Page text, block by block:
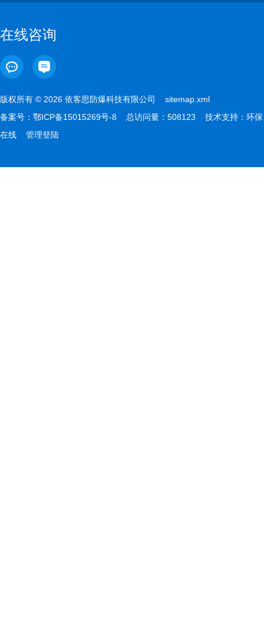
在线咨询
版权所有 © 2026 依客思防爆科技有限公司 sitemap.xml
备案号： 鄂ICP备15015269号-8 总访问量：508123 技术支持： 环保
在线
管理登陆